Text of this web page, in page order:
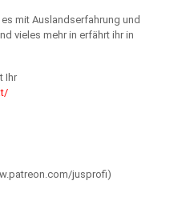
mit Auslandserfahrung und
vieles mehr in erfährt ihr in
Ihr
jusprofi)